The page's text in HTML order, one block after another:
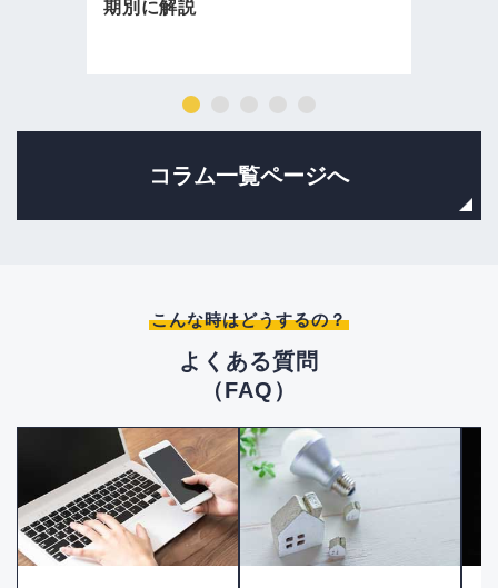
期別に解説
コラム一覧ページへ
こんな時はどうするの？
よくある質問
（FAQ）